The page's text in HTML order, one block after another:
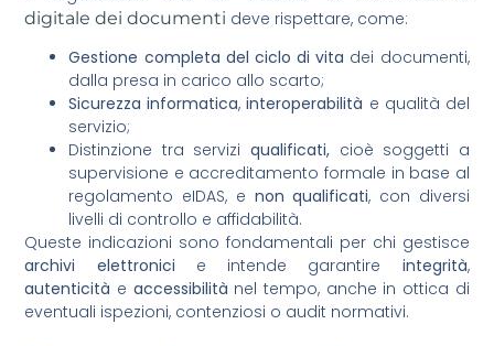
digitale dei documenti deve rispettare, come:
Gestione completa del ciclo di vita dei documenti,
dalla presa in carico allo scarto;
Sicurezza informatica,interoperabilità e qualità del
servizio;
Distinzione tra servizi qualificati, cioè soggetti a
supervisione e accreditamento formale in base al
regolamento eIDAS, e non qualificati, con diversi
livelli di controllo e affidabilità.
Queste indicazioni sono fondamentali per chi gestisce
archivi elettronici e intende garantire integrità,
autenticità e accessibilità nel tempo, anche in ottica di
eventuali ispezioni, contenziosi o audit normativi.